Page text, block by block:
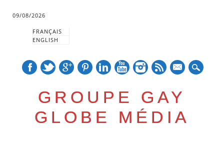
09/08/2026
FRANÇAIS
ENGLISH
GROUPE GAY
GLOBE MÉDIA